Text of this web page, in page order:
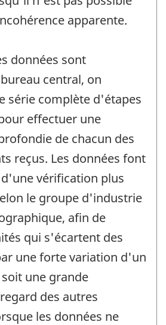
apparente.
données sont
central, on
série complète d'étapes
effectuer une
de chacun des
reçus. Les données font
vérification plus
le groupe d'industrie
afin de
qui s'écartent des
une forte variation d'un
une grande
des autres
les données ne